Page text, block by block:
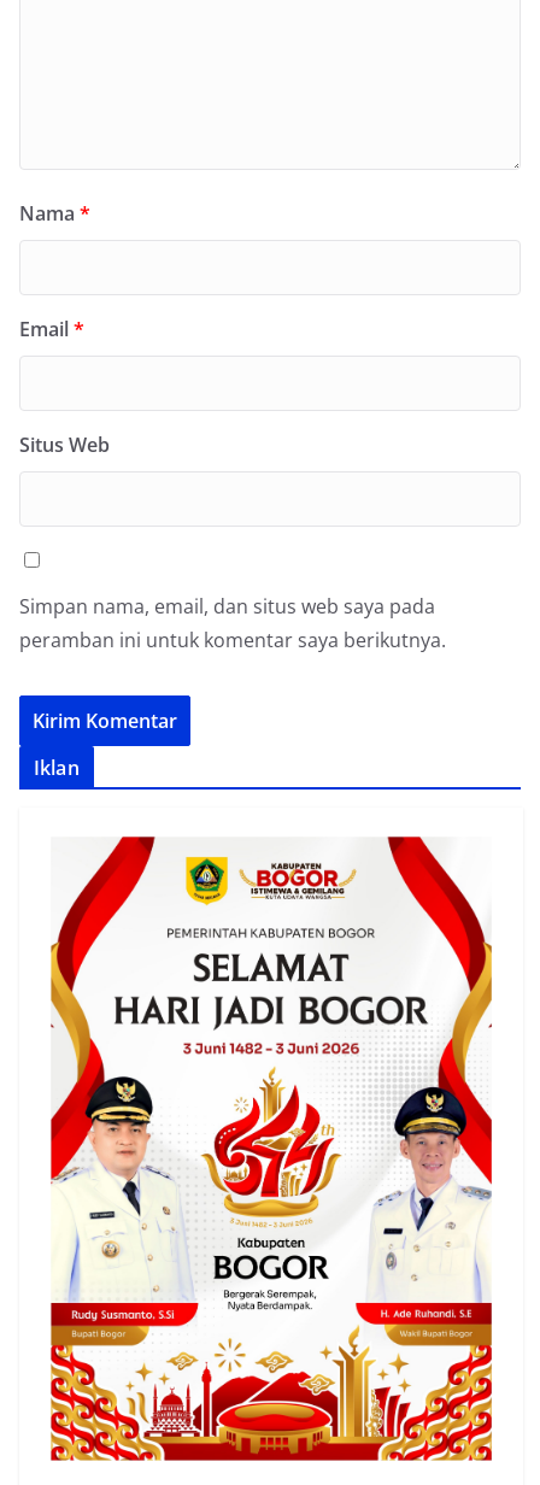
Nama *
Email*
Situs Web
Simpan nama, email, dan situs web saya pada
peramban ini untuk komentar saya berikutnya.
Iklan